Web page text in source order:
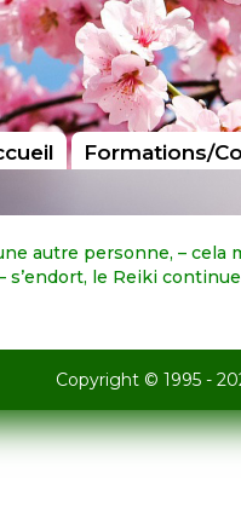
Formations/
autre personne, – cela
s’endort, le Reiki
Copyright © 1995 -